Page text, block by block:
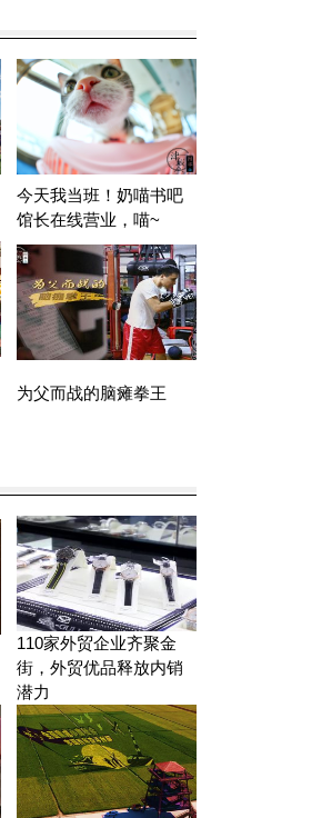
今天我当班！奶喵书吧
馆长在线营业，喵~
为父而战的脑瘫拳王
110家外贸企业齐聚金
街，外贸优品释放内销
潜力